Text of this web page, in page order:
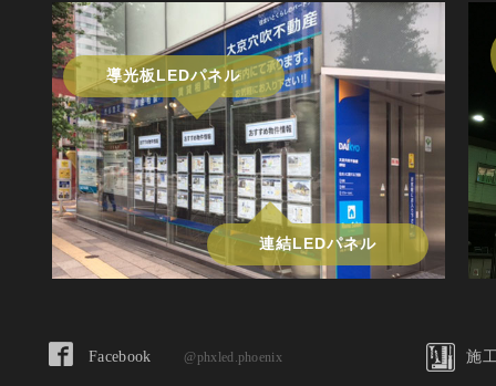
連結LEDパネル
導光板LEDパネル
Facebook @phxled.phoenix 施